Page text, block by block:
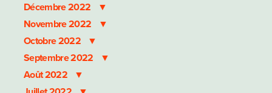
Décembre 2022
Novembre 2022
Octobre 2022
Septembre 2022
Août 2022